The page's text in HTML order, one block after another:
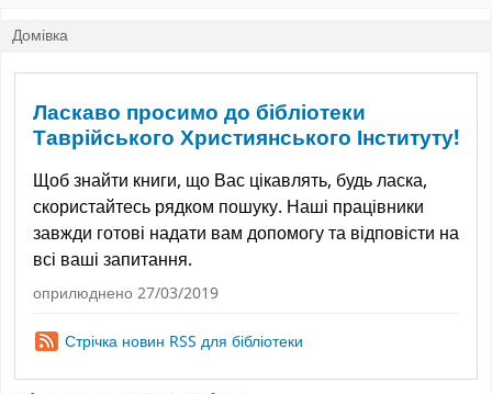
Домівка
Домівка Коха
Ласкаво просимо до бібліотеки
Таврійського Християнського Інституту!
Щоб знайти книги, що Вас цікавлять, будь ласка,
скористайтесь рядком пошуку. Наші працівники
завжди готові надати вам допомогу та відповісти на
всі ваші запитання.
оприлюднено 27/03/2019
Стрічка новин RSS для бібліотеки